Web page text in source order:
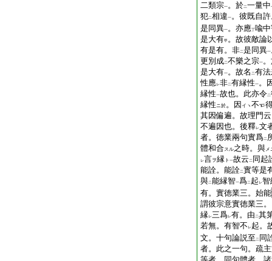
二類宗一。於二一量中
犯二相違一。彼既自
是同異一。亦應丁喩
是大有甲 。故彼敵論
有是有。非二是同異一
更別成二不樂之宗一
是大有一。故名 二有
性應レ非二有縁性一。
縁性一故也。此亦令二
縁性ニ於。因 イヽ 不
其因偏遍。故理門
不遍因也。後釋レ文
者。徳業兩句實爲二
體和合スル之時。與メ
レ言ヲ縁 ト 一故云 二 同起
能詮。能詮二實等是
與二能縁智一爲二 起 レ智
有。實徳業三。始能
謂彼宗意實徳業三
縁レ三爲レ有。由 二其
若無。有智不 レ起。
文。十句論説至 二 同
者。此之一句。疏